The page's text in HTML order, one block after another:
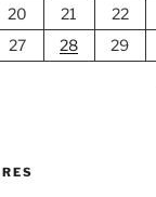
20
21 22
27
28 29